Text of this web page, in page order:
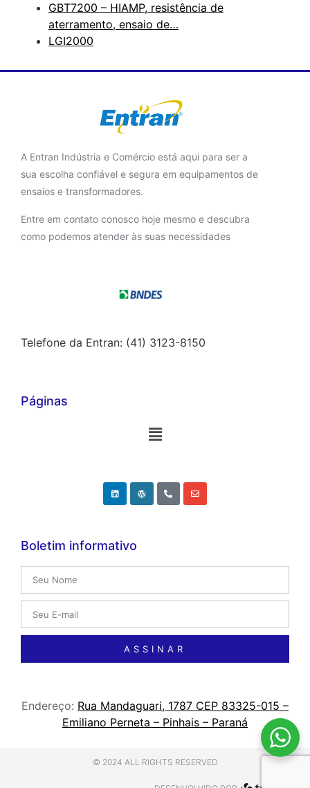
GBT7200 – HIAMP, resistência de
aterramento, ensaio de…
LGI2000
A Entran Indústria e Comércio está aqui para ser a
sua escolha confiável e segura em equipamentos de
ensaios e transformadores.
Entre em contato conosco hoje mesmo e descubra
como podemos atender às suas necessidades
Telefone da Entran: (41) 3123-8150
Páginas
Boletim informativo
ASSINAR
Endereço: Rua Mandaguari, 1787 CEP 83325-015 –
Emiliano Perneta – Pinhais – Paraná
© 2024 ALL RIGHTS RESERVED